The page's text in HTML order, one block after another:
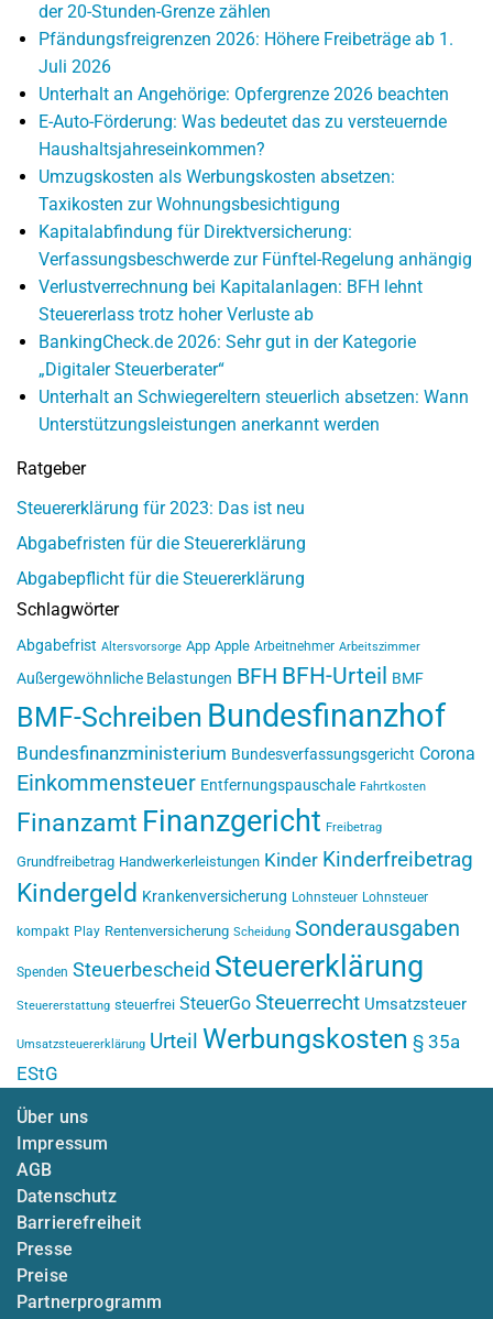
der 20-Stunden-Grenze zählen
Pfändungsfreigrenzen 2026: Höhere Freibeträge ab 1.
Juli 2026
Unterhalt an Angehörige: Opfergrenze 2026 beachten
E-Auto-Förderung: Was bedeutet das zu versteuernde
Haushaltsjahreseinkommen?
Umzugskosten als Werbungskosten absetzen:
Taxikosten zur Wohnungsbesichtigung
Kapitalabfindung für Direktversicherung:
Verfassungsbeschwerde zur Fünftel-Regelung anhängig
Verlustverrechnung bei Kapitalanlagen: BFH lehnt
Steuererlass trotz hoher Verluste ab
BankingCheck.de 2026: Sehr gut in der Kategorie
„Digitaler Steuerberater“
Unterhalt an Schwiegereltern steuerlich absetzen: Wann
Unterstützungsleistungen anerkannt werden
Ratgeber
Steuererklärung für 2023: Das ist neu
Abgabefristen für die Steuererklärung
Abgabepflicht für die Steuererklärung
Schlagwörter
Abgabefrist Altersvorsorge App Apple Arbeitnehmer Arbeitszimmer
Außergewöhnliche Belastungen BFH BFH-Urteil BMF
BMF-Schreiben Bundesfinanzhof
Bundesfinanzministerium Bundesverfassungsgericht Corona
Einkommensteuer Entfernungspauschale Fahrtkosten
Finanzamt Finanzgericht Freibetrag
Grundfreibetrag Handwerkerleistungen Kinder Kinderfreibetrag
Kindergeld Krankenversicherung Lohnsteuer Lohnsteuer
kompakt Play Rentenversicherung Scheidung Sonderausgaben
Spenden Steuerbescheid Steuererklärung
Steuererstattung steuerfrei SteuerGo Steuerrecht Umsatzsteuer
Umsatzsteuererklärung Urteil Werbungskosten § 35a
EStG
Über uns
Impressum
AGB
Datenschutz
Barrierefreiheit
Presse
Preise
Partnerprogramm